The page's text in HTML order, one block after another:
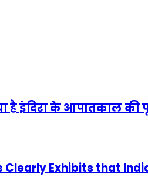
इंदिरा के आपातकाल की
Clearly Exhibits that